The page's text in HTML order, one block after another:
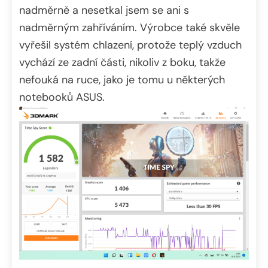
nadměrně a nesetkal jsem se ani s
nadměrným zahříváním. Výrobce také skvěle
vyřešil systém chlazení, protože teplý vzduch
vychází ze zadní části, nikoliv z boku, takže
nefouká na ruce, jako je tomu u některých
notebooků ASUS.